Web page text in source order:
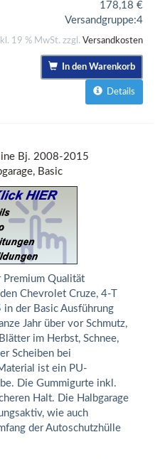
178,18 €
Versandgruppe:4
19 % MwSt. zzgl. Versandkosten
In den Warenkorb
Details
Bj. 2008-2015
Basic
Premium Qualität
Chevrolet Cruze, 4-T
der Basic Ausführung
Jahr über vor Schmutz,
im Herbst, Schnee,
Scheiben bei
ist ein PU-
Die Gummigurte inkl.
Halt. Die Halbgarage
wie auch
der Autoschutzhülle